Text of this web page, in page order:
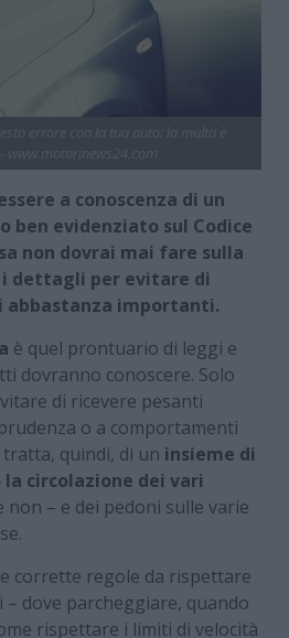
a conoscenza di un
evidenziato sul Codice
non dovrai mai fare sulla
dettagli per evitare di
abbastanza importanti.
è quel prontuario di leggi e
dovranno conoscere. Solo
di ricevere pesanti
o a comportamenti
quindi, di un insieme di
circolazione dei vari
non – e dei pedoni sulle varie
corrette regole da rispettare
– dove parcheggiare, quando
rispettare i limiti di velocità